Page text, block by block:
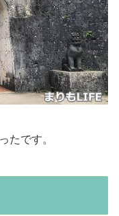
たです。